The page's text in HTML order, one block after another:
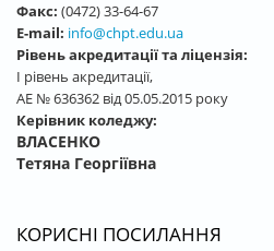
Факс: (0472) 33-64-67
E-mail: info@chpt.edu.ua
Рівень акредитації та ліцензія:
І рівень акредитації,
АЕ № 636362 від 05.05.2015 року
Керівник коледжу:
ВЛАСЕНКО
Тетяна Георгіївна
КОРИСНІ ПОСИЛАННЯ